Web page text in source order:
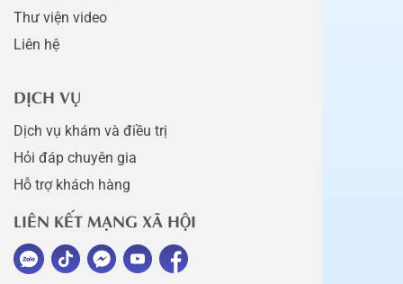
Thư viện video
Liên hệ
DỊCH VỤ
Dịch vụ khám và điều trị
Hỏi đáp chuyên gia
Hỗ trợ khách hàng
LIÊN KẾT MẠNG XÃ HỘI